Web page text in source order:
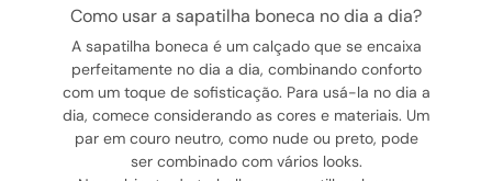
como usar a sapatilha boneca no dia a dia?
A sapatilha boneca é um calçado que se encaixa
perfeitamente no dia a dia, combinando conforto
com um toque de sofisticação. Para usá-la no dia a
dia, comece considerando as cores e materiais. Um
par em couro neutro, como nude ou preto, pode
ser combinado com vários looks.